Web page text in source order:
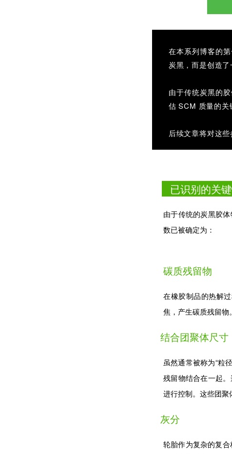
在本系列博客的
炭黑，而是创造
由于传统炭黑的
估 SCM 质量的关
后续文章将对这些
已识别的关
由于传统的炭黑胶
数已被确定为：
碳质残留物
在橡胶制品的热解
焦，产生碳质残留物
结合团聚体尺寸
虽然通常被称为“粒
残留物结合在一起
进行控制。这些团聚
灰分
轮胎作为复杂的复